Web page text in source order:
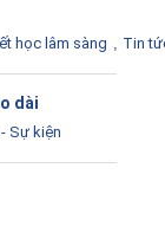
học lâm sàng Tin
dài
Sự kiện